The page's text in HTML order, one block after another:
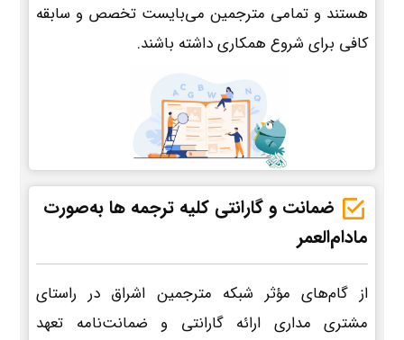
هستند و تمامی مترجمین می‌بایست تخصص و سابقه
کافی برای شروع همکاری داشته باشند.
ضمانت و گارانتی کلیه ترجمه ها به‌صورت
مادام‌العمر
از گام‌های مؤثر شبکه مترجمین اشراق در راستای
مشتری مداری ارائه گارانتی و ضمانت‌نامه تعهد